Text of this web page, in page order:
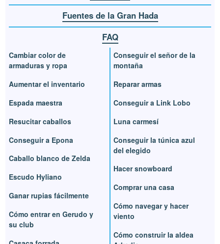
Fuentes de la Gran Hada
FAQ
Cambiar color de
armaduras y ropa
Aumentar el inventario
Espada maestra
Resucitar caballos
Conseguir a Epona
Caballo blanco de Zelda
Escudo Hyliano
Ganar rupias fácilmente
Cómo entrar en Gerudo y
su club
Conseguir el señor de la
montaña
Reparar armas
Conseguir a Link Lobo
Luna carmesí
Conseguir la túnica azul
del elegido
Hacer snowboard
Comprar una casa
Cómo navegar y hacer
viento
Cómo construir la aldea